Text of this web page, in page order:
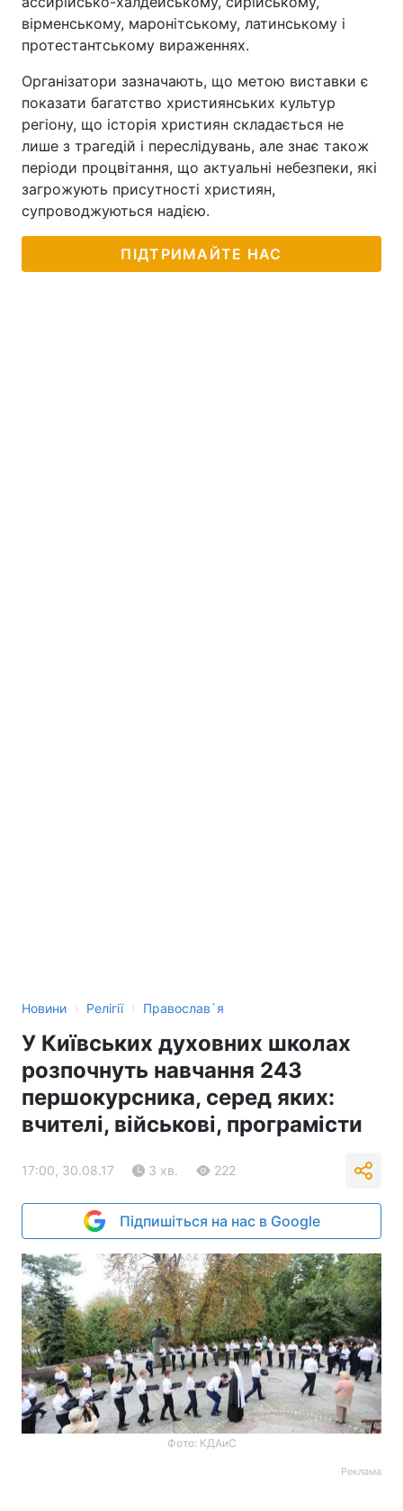
вірменському, маронітському, латинському і
протестантському вираженнях.
Організатори зазначають, що метою виставки є
показати багатство християнських культур
регіону, що історія християн складається не
лише з трагедій і переслідувань, але знає також
періоди процвітання, що актуальні небезпеки, які
загрожують присутності християн,
супроводжуються надією.
ПІДТРИМАЙТЕ НАС
Новини › Релігії › Православ`я
У Київських духовних школах
розпочнуть навчання 243
першокурсника, серед яких:
вчителі, військові, програмісти
17:00, 30.08.17 3 хв. 222
Підпишіться на нас в Google
Фото: КДАиС
Реклама